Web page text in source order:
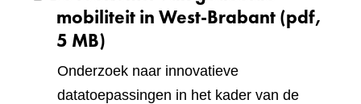
mobiliteit in West-Brabant(pdf,
5 MB)
Onderzoek naar innovatieve
datatoepassingen in het kader van de